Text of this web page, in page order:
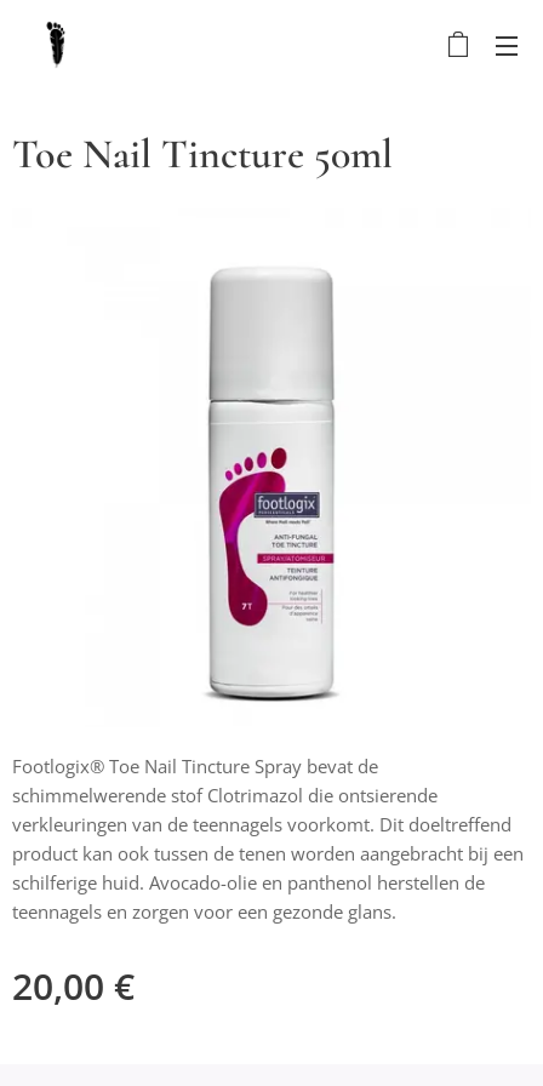
Toe Nail Tincture 50ml
Footlogix® Toe Nail Tincture Spray bevat de
schimmelwerende stof Clotrimazol die ontsierende
verkleuringen van de teennagels voorkomt. Dit doeltreffend
product kan ook tussen de tenen worden aangebracht bij een
schilferige huid. Avocado-olie en panthenol herstellen de
teennagels en zorgen voor een gezonde glans.
20,00 €